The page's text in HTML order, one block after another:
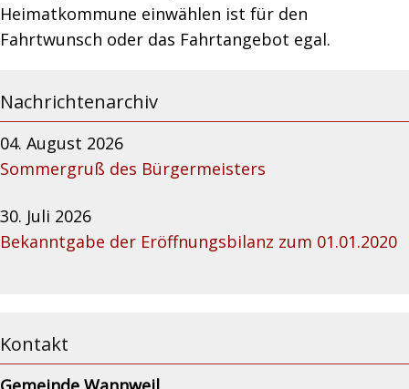
Heimatkommune einwählen ist für den
Fahrtwunsch oder das Fahrtangebot egal.
Nachrichtenarchiv
04. August 2026
Sommergruß des Bürgermeisters
30. Juli 2026
Bekanntgabe der Eröffnungsbilanz zum 01.01.2020
Kontakt